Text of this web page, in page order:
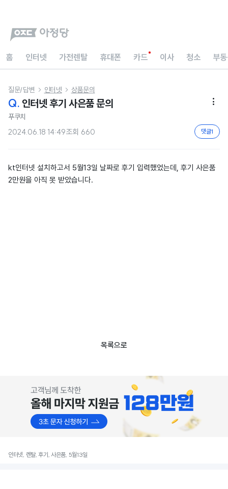
홈 인터넷 가전렌탈 휴대폰 카드 이사 청소 부
질문/답변  인터넷  상품문의
Q. 인터넷 후기 사은품 문의 
푸쿠치
2024.06.18 14:49조회 660 댓글1
kt인터넷 설치하고서 5월13일 날짜로 후기 입력했었는데, 후기 사은품
2만원을 아직 못 받았습니다.
목록으로
인터넷, 렌탈, 후기, 사은품, 5월13일